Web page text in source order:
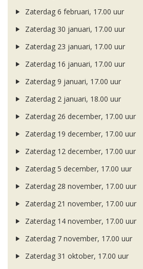
Zaterdag 6 februari, 17.00 uur
Zaterdag 30 januari, 17.00 uur
Zaterdag 23 januari, 17.00 uur
Zaterdag 16 januari, 17.00 uur
Zaterdag 9 januari, 17.00 uur
Zaterdag 2 januari, 18.00 uur
Zaterdag 26 december, 17.00 uur
Zaterdag 19 december, 17.00 uur
Zaterdag 12 december, 17.00 uur
Zaterdag 5 december, 17.00 uur
Zaterdag 28 november, 17.00 uur
Zaterdag 21 november, 17.00 uur
Zaterdag 14 november, 17.00 uur
Zaterdag 7 november, 17.00 uur
Zaterdag 31 oktober, 17.00 uur